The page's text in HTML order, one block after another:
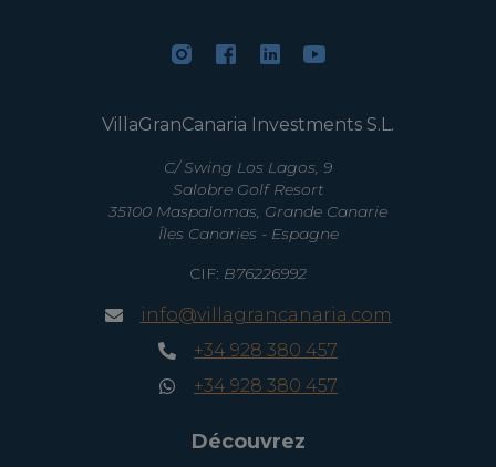
VillaGranCanaria Investments S.L.
C/ Swing Los Lagos, 9
Salobre Golf Resort
35100 Maspalomas, Grande Canarie
Îles Canaries - Espagne
CIF: B76226992
info@villagrancanaria.com
+34 928 380 457
+34 928 380 457
Découvrez